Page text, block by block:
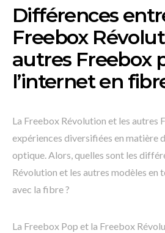
Différences
Freebox
autres Freebox
l’internet en
La Freebox Révolution et les autres
expériences diversifiées en matière
optique. Alors, quelles sont les
Révolution et les autres modèles
avec la fibre ?
La Freebox Pop et la Freebox